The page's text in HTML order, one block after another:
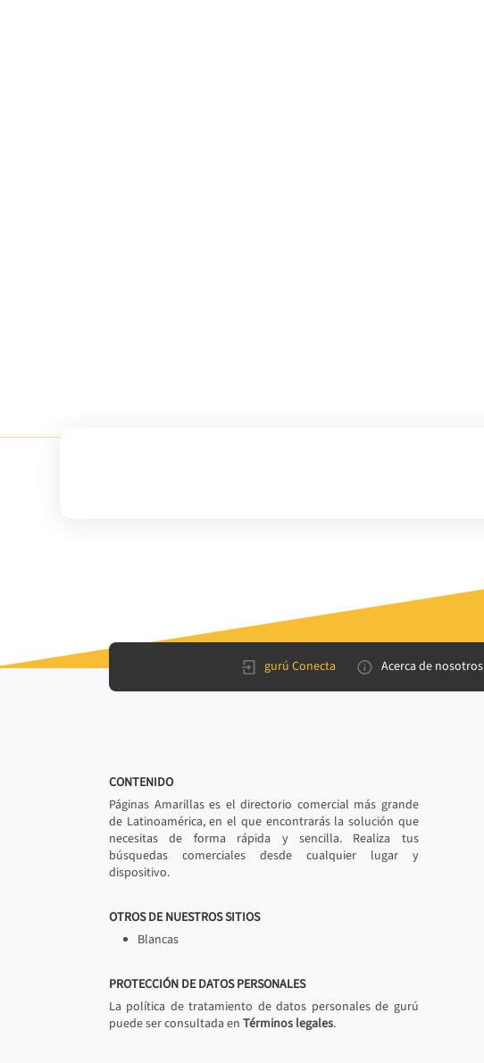
gurú Conecta Acerca de nosotros
CONTENIDO
Páginas Amarillas es el directorio comercial más grande
de Latinoamérica, en el que encontrarás la solución que
necesitas de forma rápida y sencilla. Realiza tus
búsquedas comerciales desde cualquier lugar y
dispositivo.
OTROS DE NUESTROS SITIOS
Blancas
PROTECCIÓN DE DATOS PERSONALES
La política de tratamiento de datos personales de gurú
puede ser consultada en Términos legales.